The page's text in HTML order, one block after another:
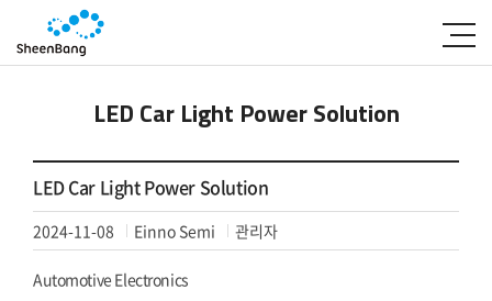
LED Car Light Power Solution
LED Car Light Power Solution
2024-11-08 Einno Semi 관리자
Automotive Electronics